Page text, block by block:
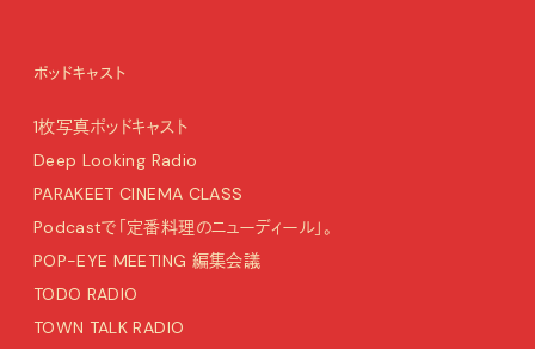
ポッドキャスト
1枚写真ポッドキャスト
Deep Looking Radio
PARAKEET CINEMA CLASS
Podcastで「定番料理のニューディール」。
POP-EYE MEETING 編集会議
TODO RADIO
TOWN TALK RADIO